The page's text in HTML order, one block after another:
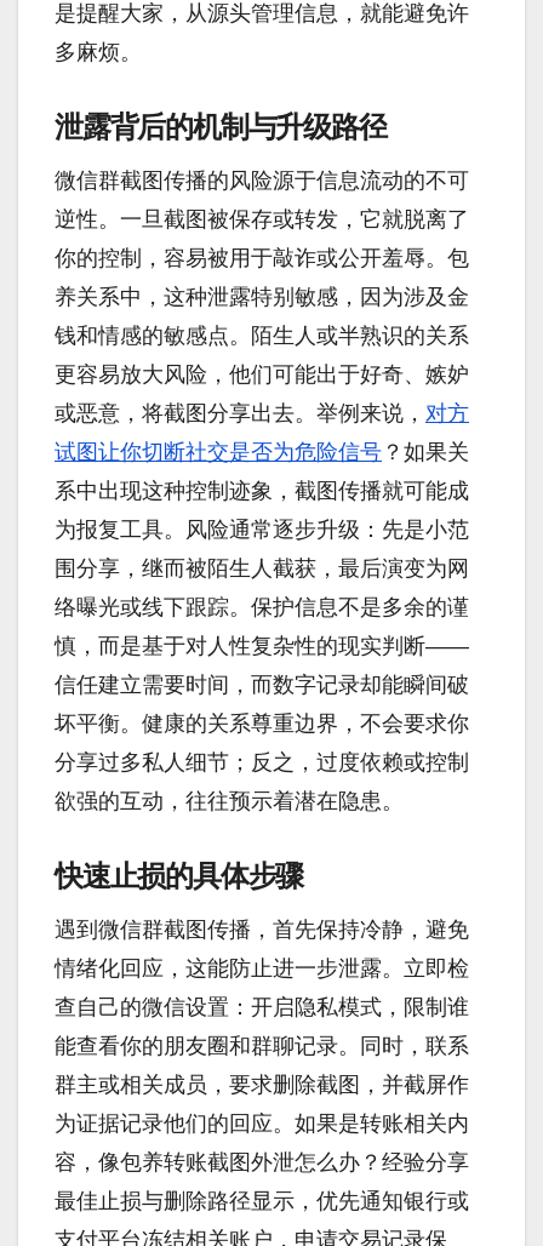
是提醒大家，从源头管理信息，就能避免许
多麻烦。
泄露背后的机制与升级路径
微信群截图传播的风险源于信息流动的不可
逆性。一旦截图被保存或转发，它就脱离了
你的控制，容易被用于敲诈或公开羞辱。包
养关系中，这种泄露特别敏感，因为涉及金
钱和情感的敏感点。陌生人或半熟识的关系
更容易放大风险，他们可能出于好奇、嫉妒
或恶意，将截图分享出去。举例来说， 对方
试图让你切断社交是否为危险信号 ？如果关
系中出现这种控制迹象，截图传播就可能成
为报复工具。风险通常逐步升级：先是小范
围分享，继而被陌生人截获，最后演变为网
络曝光或线下跟踪。保护信息不是多余的谨
慎，而是基于对人性复杂性的现实判断——
信任建立需要时间，而数字记录却能瞬间破
坏平衡。健康的关系尊重边界，不会要求你
分享过多私人细节；反之，过度依赖或控制
欲强的互动，往往预示着潜在隐患。
快速止损的具体步骤
遇到微信群截图传播，首先保持冷静，避免
情绪化回应，这能防止进一步泄露。立即检
查自己的微信设置：开启隐私模式，限制谁
能查看你的朋友圈和群聊记录。同时，联系
群主或相关成员，要求删除截图，并截屏作
为证据记录他们的回应。如果是转账相关内
容，像包养转账截图外泄怎么办？经验分享
最佳止损与删除路径显示，优先通知银行或
支付平台冻结相关账户，申请交易记录保